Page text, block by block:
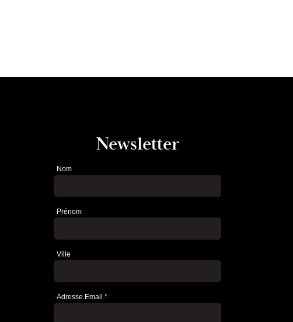
Newsletter
Newsletter
Nom
Prénom
Ville
Adresse Email *